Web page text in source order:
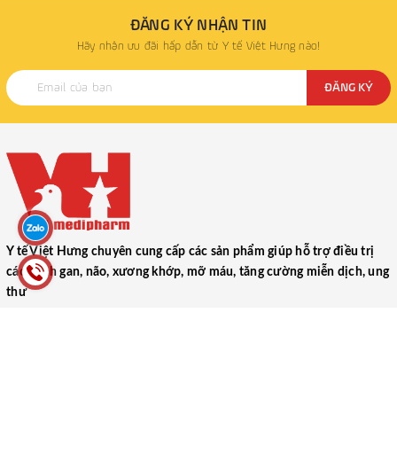
ĐĂNG KÝ NHẬN TIN
Hãy nhận ưu đãi hấp dẫn từ Y tế Việt Hưng nào!
ĐĂNG KÝ
Y tế Việt Hưng chuyên cung cấp các sản phẩm giúp hỗ trợ điều trị
các bệnh gan, não, xương khớp, mỡ máu, tăng cường miễn dịch, ung
thư